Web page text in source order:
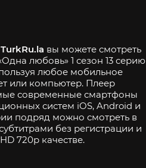
TurkRu.la вы можете смотреть
любовь» 1 сезон 13 серию
любое мобильное
или компьютер. Плеер
современные смартфоны
систем iOS, Android и
подряд можно смотреть в
без регистрации и
720p качестве.